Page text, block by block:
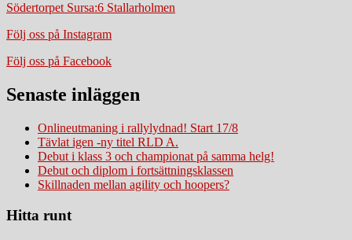
Södertorpet Sursa:6 Stallarholmen
Följ oss på Instagram
Följ oss på Facebook
Senaste inläggen
Onlineutmaning i rallylydnad! Start 17/8
Tävlat igen -ny titel RLD A.
Debut i klass 3 och championat på samma helg!
Debut och diplom i fortsättningsklassen
Skillnaden mellan agility och hoopers?
Hitta runt